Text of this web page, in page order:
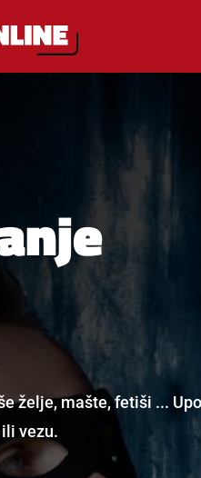
želje, mašte, fetiši ...
vezu.